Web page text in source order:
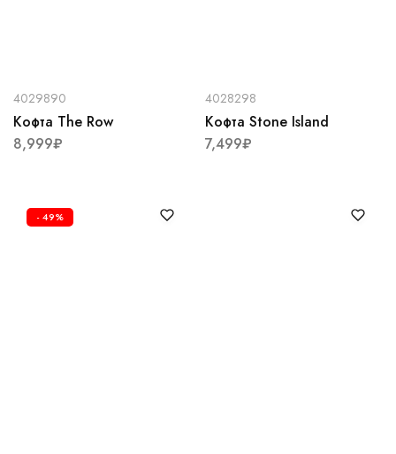
4029890
Кофта The Row
8,999₽
4028298
Кофта Stone Island
7,499₽
- 49%